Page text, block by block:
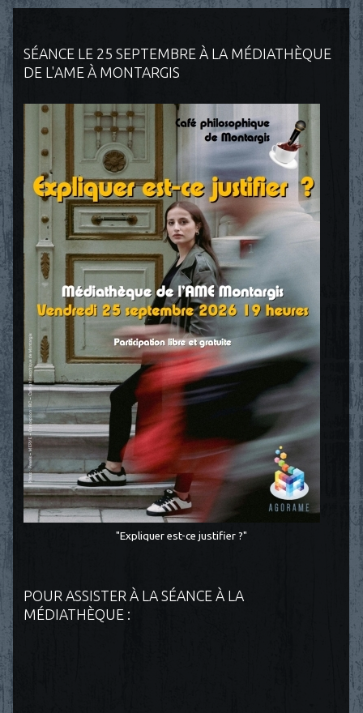
SÉANCE LE 25 SEPTEMBRE À LA MÉDIATHÈQUE
DE L'AME À MONTARGIS
"Expliquer est-ce justifier ?"
POUR ASSISTER À LA SÉANCE À LA
MÉDIATHÈQUE :